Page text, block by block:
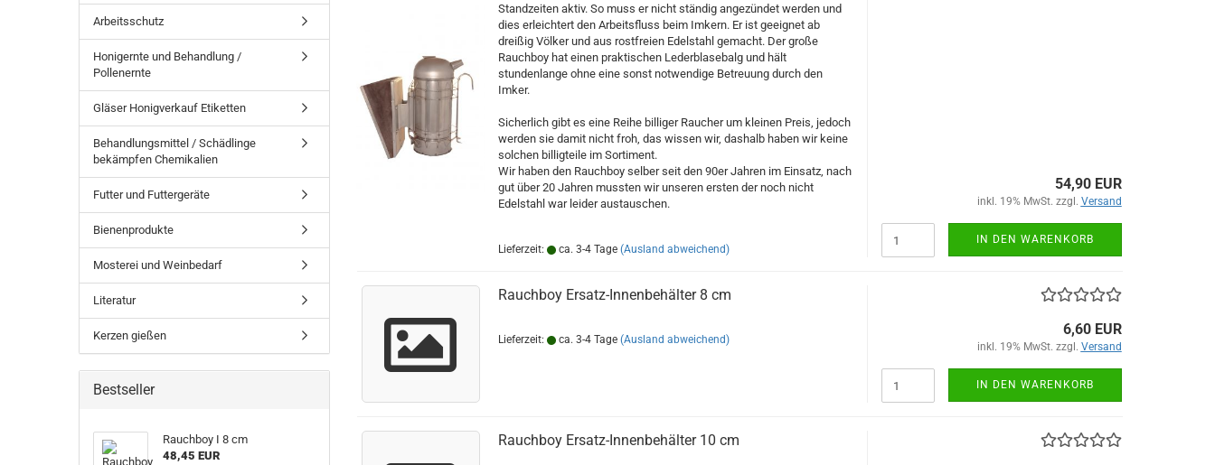
Standzeiten aktiv. So muss er nicht ständig angezündet werden und
dies erleichtert den Arbeitsfluss beim Imkern. Er ist geeignet ab
dreißig Völker und aus rostfreien Edelstahl gemacht. Der große
Rauchboy hat einen praktischen Lederblasebalg und hält
stundenlange ohne eine sonst notwendige Betreuung durch den
Imker.
Sicherlich gibt es eine Reihe billiger Raucher um kleinen Preis, jedoch
werden sie damit nicht froh, das wissen wir, dashalb haben wir keine
solchen billigteile im Sortiment.
Wir haben den Rauchboy selber seit den 90er Jahren im Einsatz, nach
gut über 20 Jahren mussten wir unseren ersten der noch nicht
Edelstahl war leider austauschen.
Lieferzeit: ca. 3-4 Tage (Ausland abweichend)
54,90 EUR
inkl. 19% MwSt. zzgl. Versand
IN DEN WARENKORB
Rauchboy Ersatz-Innenbehälter 8 cm
Lieferzeit: ca. 3-4 Tage (Ausland abweichend)
6,60 EUR
inkl. 19% MwSt. zzgl. Versand
IN DEN WARENKORB
Rauchboy Ersatz-Innenbehälter 10 cm
Arbeitsschutz
Honigernte und Behandlung /
Pollenernte
Gläser Honigverkauf Etiketten
Behandlungsmittel / Schädlinge
bekämpfen Chemikalien
Futter und Futtergeräte
Bienenprodukte
Mosterei und Weinbedarf
Literatur
Kerzen gießen
Bestseller
Rauchboy I 8 cm
48,45 EUR